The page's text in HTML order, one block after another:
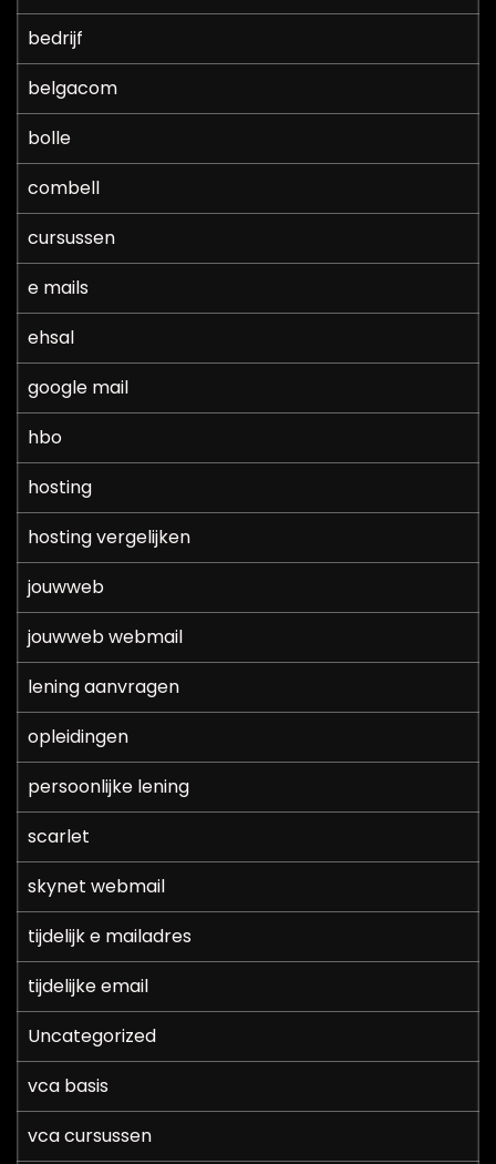
bedrijf
belgacom
bolle
combell
cursussen
e mails
ehsal
google mail
hbo
hosting
hosting vergelijken
jouwweb
jouwweb webmail
lening aanvragen
opleidingen
persoonlijke lening
scarlet
skynet webmail
tijdelijk e mailadres
tijdelijke email
Uncategorized
vca basis
vca cursussen